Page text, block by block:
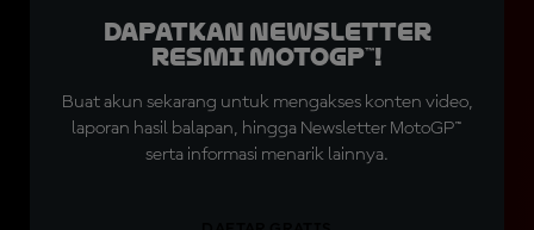
Dapatkan Newsletter
Resmi MotoGP™!
Buat akun sekarang untuk mengakses konten video,
laporan hasil balapan, hingga Newsletter MotoGP™
serta informasi menarik lainnya.